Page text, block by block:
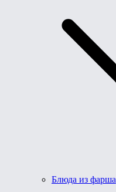
Блюда из фарша